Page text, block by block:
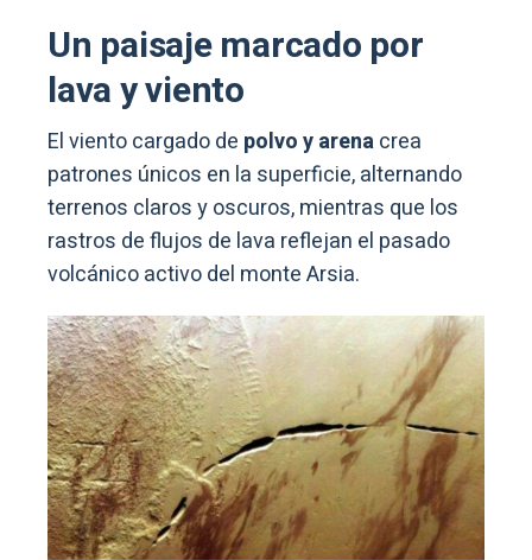
Un paisaje marcado por
lava y viento
El viento cargado de polvo y arenacrea
patrones únicos en la superficie, alternando
terrenos claros y oscuros, mientras que los
rastros de flujos de lava reflejan el pasado
volcánico activo del monte Arsia.